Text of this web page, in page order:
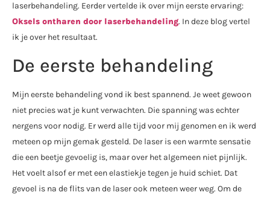
laserbehandeling. Eerder vertelde ik over mijn eerste ervaring:
Oksels ontharen door laserbehandeling. In deze blog vertel
ik je over het resultaat.
De eerste behandeling
Mijn eerste behandeling vond ik best spannend. Je weet gewoon
niet precies wat je kunt verwachten. Die spanning was echter
nergens voor nodig. Er werd alle tijd voor mij genomen en ik werd
meteen op mijn gemak gesteld. De laser is een warmte sensatie
die een beetje gevoelig is, maar over het algemeen niet pijnlijk.
Het voelt alsof er met een elastiekje tegen je huid schiet. Dat
gevoel is na de flits van de laser ook meteen weer weg. Om de